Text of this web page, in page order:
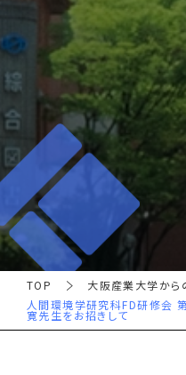
TOP
大阪産業大学から
人間環境学研究科FD研修会
寛先生をお招きして